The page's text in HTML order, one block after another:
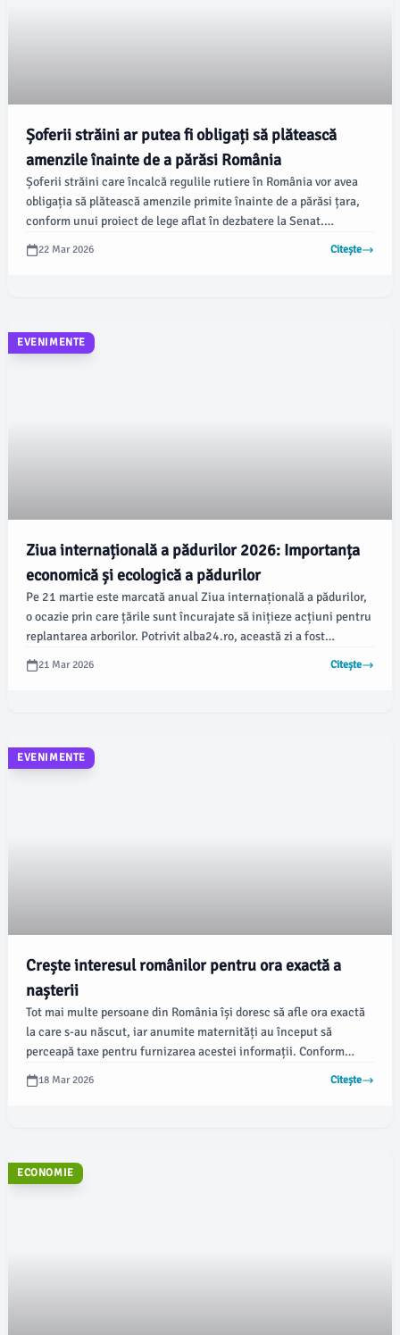
Șoferii străini ar putea fi obligați să plătească
amenzile înainte de a părăsi România
Șoferii străini care încalcă regulile rutiere în România vor avea
obligația să plătească amenzile primite înainte de a părăsi țara,
conform unui proiect de lege aflat în dezbatere la Senat.
Modificarea propusă vizează recuperarea eficientă a amenzilor
contravenționale aplicate acestora, arată sursa Mediafax.
22 Mar 2026 Citește
EVENIMENTE
Ziua internațională a pădurilor 2026: Importanța
economică și ecologică a pădurilor
Pe 21 martie este marcată anual Ziua internațională a pădurilor,
o ocazie prin care țările sunt încurajate să inițieze acțiuni pentru
replantarea arborilor. Potrivit alba24.ro, această zi a fost
instituită de Adunarea Generală a Organizației Națiunilor Unite
(ONU) în 2012, având ca scop conștientizarea gestionării
21 Mar 2026 Citește
EVENIMENTE
Crește interesul românilor pentru ora exactă a
nașterii
Tot mai multe persoane din România își doresc să afle ora exactă
la care s-au născut, iar anumite maternități au început să
perceapă taxe pentru furnizarea acestei informații. Conform
alba24.ro, pentru mulți, ora de naștere este crucială, în special
pentru calcularea ascendentului în astrologie.
18 Mar 2026 Citește
ECONOMIE